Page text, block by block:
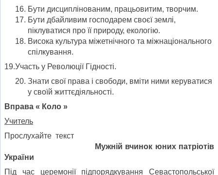
Бути дисциплінованим, працьовитим, творчим.
Бути дбайливим господарем своєї землі,
піклуватися про її природу, екологію.
Висока культура міжетнічного та міжнаціонального
спілкування.
19.Участь у Революції Гідності.
Знати свої права і свободи, вміти ними керуватися
у своїй життєдіяльності.
Вправа « Коло »
Учитель
Прослухайте текст
Мужній вчинок юних патріотів
України
Під час церемонії підпорядкування Севастопольської